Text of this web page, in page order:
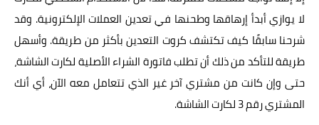
لا يوازي أبدأ إرهاقها وطحنها في تعدين العملات الإلكترونية. وقد
شرحنا سابقًا كيف تكتشف كروت التعدين بأكثر من طريقة. وأسهل
طريقة للتأكد من ذلك أن تطلب فاتورة الشراء الأصلية لكارت الشاشة،
حتى وإن كانت من مشتري آخر غير الذي تتعامل معه الآن، أي أنك
المشتري رقم 3 لكارت الشاشة.